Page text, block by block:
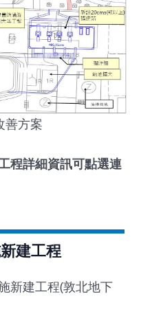
善方案
程詳細資訊可點選連
建工程
新建工程(敦北地下